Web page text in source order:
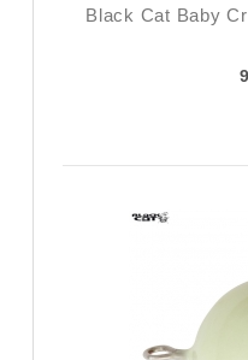
Black Cat Baby